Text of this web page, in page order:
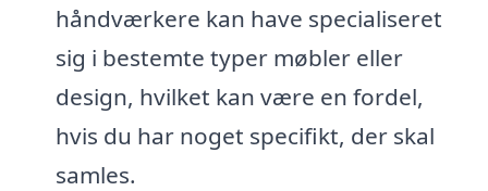
håndværkere kan have specialiseret
sig i bestemte typer møbler eller
design, hvilket kan være en fordel,
hvis du har noget specifikt, der skal
samles.